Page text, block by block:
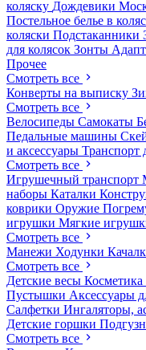
коляску Дождевики
Постельное белье в
коляски Подстаканники
для колясок Зонты
Прочее
Смотреть все
Конверты на выписку
Смотреть все
Велосипеды Самокаты
Педальные машины
и аксессуары Транспорт
Смотреть все
Игрушечный транспорт
наборы Каталки
коврики Оружие
игрушки Мягкие
Смотреть все
Манежи Ходунки
Смотреть все
Детские весы
Пустышки Аксессуары
Салфетки Ингаляторы,
Детские горшки
Смотреть все